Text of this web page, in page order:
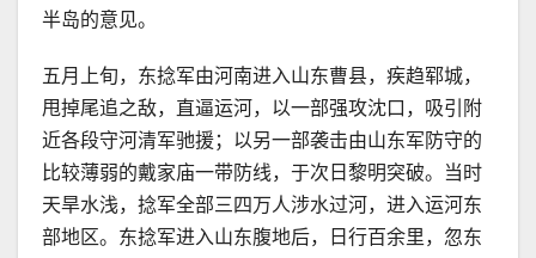
半岛的意见。
五月上旬，东捻军由河南进入山东曹县，疾趋郓城，
甩掉尾追之敌，直逼运河，以一部强攻沈口，吸引附
近各段守河清军驰援；以另一部袭击由山东军防守的
比较薄弱的戴家庙一带防线，于次日黎明突破。当时
天旱水浅，捻军全部三四万人涉水过河，进入运河东
部地区。东捻军进入山东腹地后，日行百余里，忽东